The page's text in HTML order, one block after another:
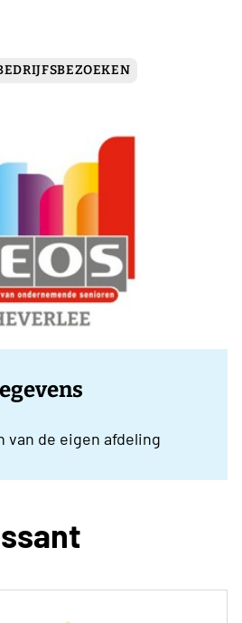
van de eigen afdeling